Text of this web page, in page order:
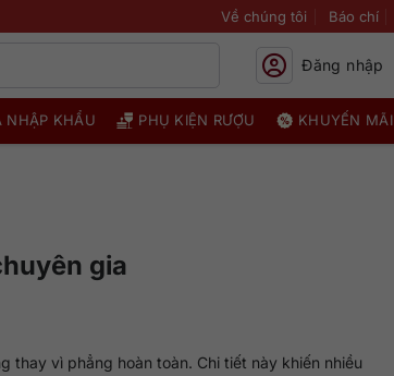
Về chúng tôi Báo chí
Đăng nhập
NHẬP KHẨU PHỤ KIỆN RƯỢU KHUYẾN MÃI
gia
thay vì phẳng hoàn toàn. Chi tiết này khiến nhiều